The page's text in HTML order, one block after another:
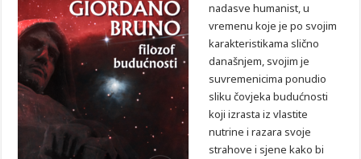
nadasve humanist, u
vremenu koje je po svojim
karakteristikama slično
današnjem, svojim je
suvremenicima ponudio
sliku čovjeka budućnosti
koji izrasta iz vlastite
nutrine i razara svoje
strahove i sjene kako bi